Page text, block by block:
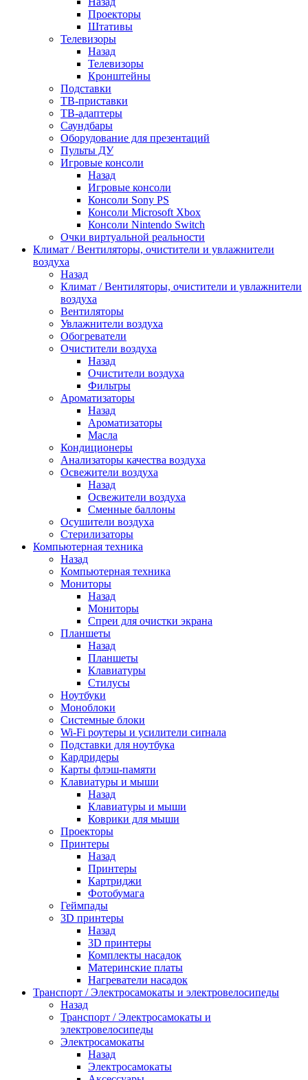
Проекторы
Штативы
Телевизоры
Назад
Телевизоры
Кронштейны
Подставки
ТВ-приставки
ТВ-адаптеры
Саундбары
Оборудование для презентаций
Пульты ДУ
Игровые консоли
Назад
Игровые консоли
Консоли Sony PS
Консоли Microsoft Xbox
Консоли Nintendo Switch
Очки виртуальной реальности
Климат / Вентиляторы, очистители и увлажнители
воздуха
Назад
Климат / Вентиляторы, очистители и увлажнители
воздуха
Вентиляторы
Увлажнители воздуха
Обогреватели
Очистители воздуха
Назад
Очистители воздуха
Фильтры
Ароматизаторы
Назад
Ароматизаторы
Масла
Кондиционеры
Анализаторы качества воздуха
Освежители воздуха
Назад
Освежители воздуха
Сменные баллоны
Осушители воздуха
Стерилизаторы
Компьютерная техника
Назад
Компьютерная техника
Мониторы
Назад
Мониторы
Спреи для очистки экрана
Планшеты
Назад
Планшеты
Клавиатуры
Стилусы
Ноутбуки
Моноблоки
Системные блоки
Wi-Fi роутеры и усилители сиrнала
Подставки для ноутбука
Кардридеры
Карты флэш-памяти
Клавиатуры и мыши
Назад
Клавиатуры и мыши
Коврики для мыши
Проекторы
Принтеры
Назад
Принтеры
Картриджи
Фотобумага
Геймпады
3D принтеры
Назад
3D принтеры
Комплекты насадок
Материнские платы
Нагреватели насадок
Транспорт / Электросамокаты и электровелосипеды
Назад
Транспорт / Электросамокаты и
электровелосипеды
Электросамокаты
Назад
Электросамокаты